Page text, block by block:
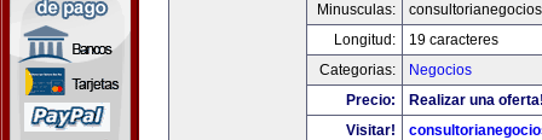
Minusculas:
Longitud:
19 caracteres
Categorias:
Negocios
Precio:
Realizar una
Visitar!